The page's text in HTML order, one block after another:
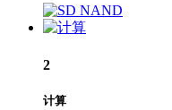
2
计算